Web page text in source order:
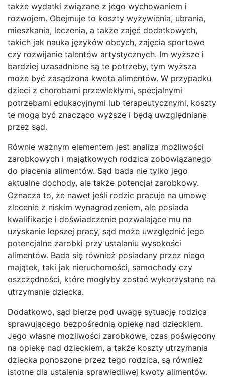
także wydatki związane z jego wychowaniem i
rozwojem. Obejmuje to koszty wyżywienia, ubrania,
mieszkania, leczenia, a także zajęć dodatkowych,
takich jak nauka języków obcych, zajęcia sportowe
czy rozwijanie talentów artystycznych. Im wyższe i
bardziej uzasadnione są te potrzeby, tym wyższa
może być zasądzona kwota alimentów. W przypadku
dzieci z chorobami przewlekłymi, specjalnymi
potrzebami edukacyjnymi lub terapeutycznymi, koszty
te mogą być znacząco wyższe i będą uwzględniane
przez sąd.
Równie ważnym elementem jest analiza możliwości
zarobkowych i majątkowych rodzica zobowiązanego
do płacenia alimentów. Sąd bada nie tylko jego
aktualne dochody, ale także potencjał zarobkowy.
Oznacza to, że nawet jeśli rodzic pracuje na umowę
zlecenie z niskim wynagrodzeniem, ale posiada
kwalifikacje i doświadczenie pozwalające mu na
uzyskanie lepszej pracy, sąd może uwzględnić jego
potencjalne zarobki przy ustalaniu wysokości
alimentów. Bada się również posiadany przez niego
majątek, taki jak nieruchomości, samochody czy
oszczędności, które mogłyby zostać wykorzystane na
utrzymanie dziecka.
Dodatkowo, sąd bierze pod uwagę sytuację rodzica
sprawującego bezpośrednią opiekę nad dzieckiem.
Jego własne możliwości zarobkowe, czas poświęcony
na opiekę nad dzieckiem, a także koszty utrzymania
dziecka ponoszone przez tego rodzica, są również
istotne dla ustalenia sprawiedliwej kwoty alimentów.